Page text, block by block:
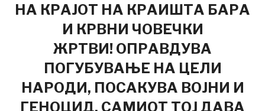
НА КРАЈОТ НА КРАИШТА БАРА
И КРВНИ ЧОВЕЧКИ
ЖРТВИ! ОПРАВДУВА
ПОГУБУВАЊЕ НА ЦЕЛИ
НАРОДИ, ПОСАКУВА ВОЈНИ И
ГЕНОЦИД, САМИОТ ТОЈ ДАВА